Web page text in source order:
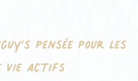
pensée pour les
vie actifs